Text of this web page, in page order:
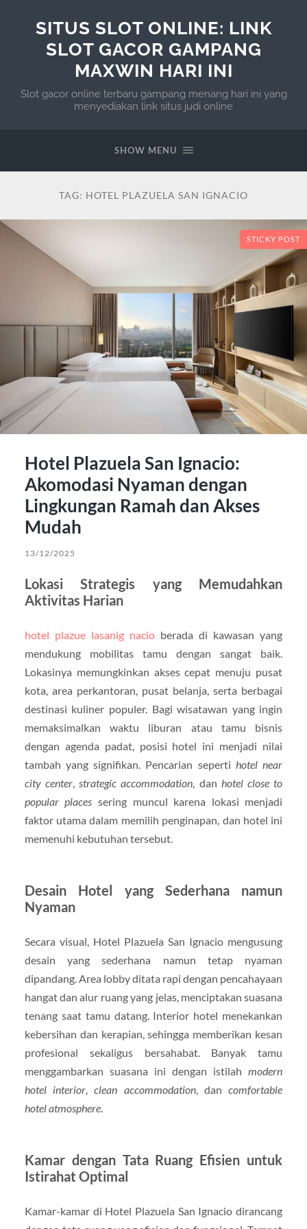
SITUS SLOT ONLINE: LINK
SLOT GACOR GAMPANG
MAXWIN HARI INI
Slot gacor online terbaru gampang menang hari ini yang
menyediakan link situs judi online
SHOW MENU
TAG: HOTEL PLAZUELA SAN IGNACIO
STICKY POST
Hotel Plazuela San Ignacio:
Akomodasi Nyaman dengan
Lingkungan Ramah dan Akses
Mudah
13/12/2025
Lokasi Strategis yang Memudahkan
Aktivitas Harian
hotel plazue lasanig nacioberada di kawasan yang
mendukung mobilitas tamu dengan sangat baik.
Lokasinya memungkinkan akses cepat menuju pusat
kota, area perkantoran, pusat belanja, serta berbagai
destinasi kuliner populer. Bagi wisatawan yang ingin
memaksimalkan waktu liburan atau tamu bisnis
dengan agenda padat, posisi hotel ini menjadi nilai
tambah yang signifikan. Pencarian seperti hotel near
city center,strategic accommodation, dan hotel close to
popular places sering muncul karena lokasi menjadi
faktor utama dalam memilih penginapan, dan hotel ini
memenuhi kebutuhan tersebut.
Desain Hotel yang Sederhana namun
Nyaman
Secara visual, Hotel Plazuela San Ignacio mengusung
desain yang sederhana namun tetap nyaman
dipandang. Area lobby ditata rapi dengan pencahayaan
hangat dan alur ruang yang jelas, menciptakan suasana
tenang saat tamu datang. Interior hotel menekankan
kebersihan dan kerapian, sehingga memberikan kesan
profesional sekaligus bersahabat. Banyak tamu
menggambarkan suasana ini dengan istilahmodern
hotel interior,clean accommodation, dancomfortable
hotel atmosphere.
Kamar dengan Tata Ruang Efisien untuk
Istirahat Optimal
Kamar-kamar di Hotel Plazuela San Ignacio dirancang